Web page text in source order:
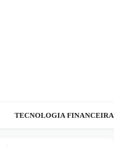
TECNOLOGIA FINANCEIRA